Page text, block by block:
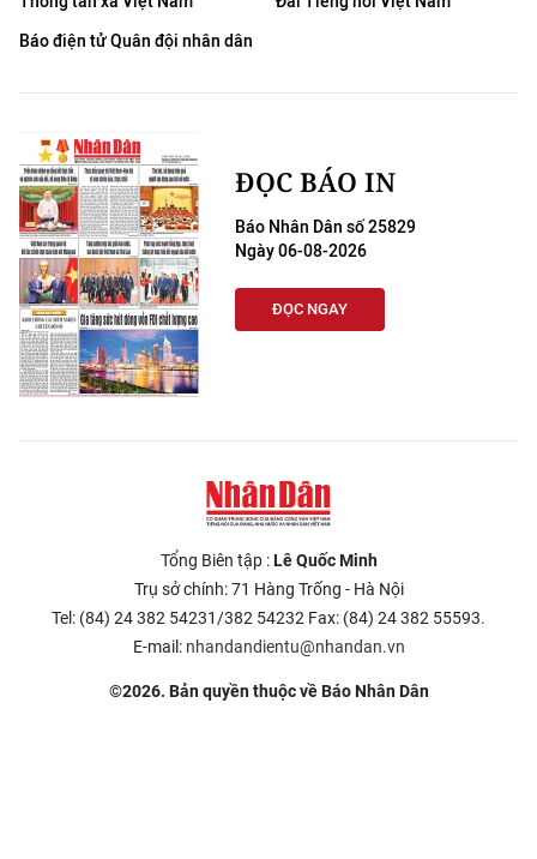
Báo điện tử Quân đội nhân dân
ĐỌC BÁO IN
Báo Nhân Dân số 25829
Ngày 06-08-2026
ĐỌC NGAY
Tổng Biên tập :Lê Quốc Minh
Trụ sở chính: 71 Hàng Trống - Hà Nội
Tel: (84) 24 382 54231/382 54232 Fax: (84) 24 382 55593.
E-mail: nhandandientu@nhandan.vn
©2026. Bản quyền thuộc về Báo Nhân Dân